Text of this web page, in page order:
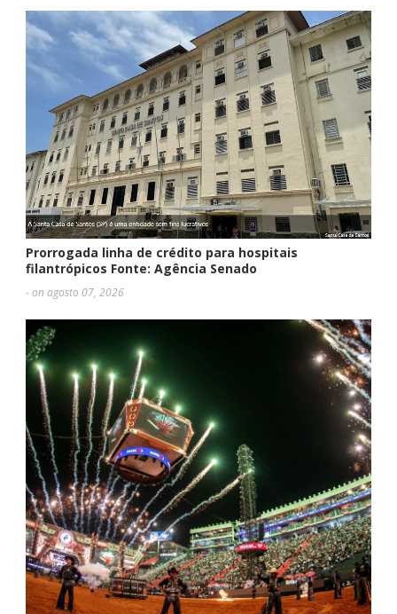
Prorrogada linha de crédito para hospitais
filantrópicos Fonte: Agência Senado
- on agosto 07, 2026